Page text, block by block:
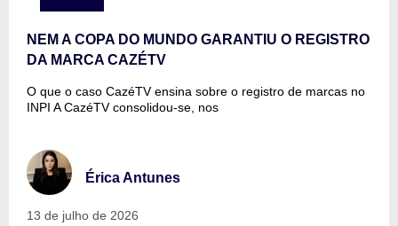
NEM A COPA DO MUNDO GARANTIU O REGISTRO
DA MARCA CAZÉTV
O que o caso CazéTV ensina sobre o registro de marcas no
INPI A CazéTV consolidou-se, nos
Érica Antunes
13 de julho de 2026